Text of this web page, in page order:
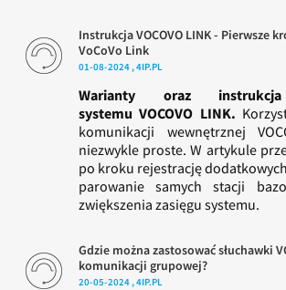
Instrukcja VOCOVO LINK - Pierwsze
VoCoVo Link
01-08-2024 , 4IP.PL
Warianty oraz
systemu VOCOVO LINK.
komunikacji wewnętrznej
niezwykle proste. W artykule
po kroku rejestrację
parowanie samych stacji
zwiększenia zasięgu systemu.
Gdzie można zastosować słuchawki
komunikacji grupowej?
20-05-2024 , 4IP.PL